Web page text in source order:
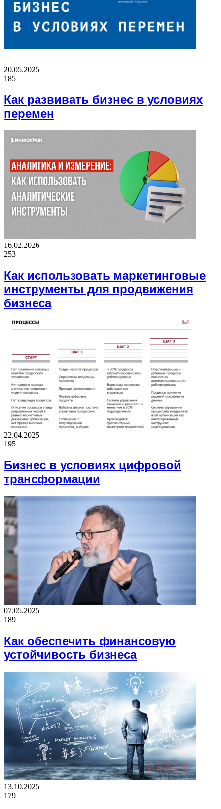
20.05.2025
185
Как развивать бизнес в условиях
перемен
16.02.2026
253
Как использовать маркетинговые
инструменты для продвижения
бизнеса
22.04.2025
195
Бизнес в условиях цифровой
трансформации
07.05.2025
189
Как обеспечить финансовую
устойчивость бизнеса
13.10.2025
179